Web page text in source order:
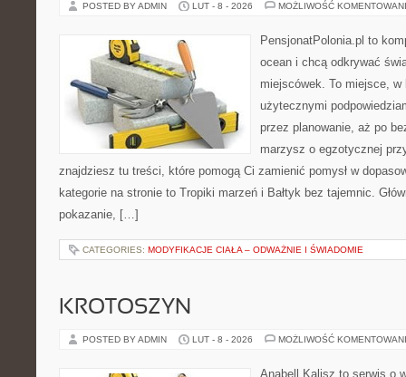
POSTED BY ADMIN LUT - 8 - 2026 MOŻLIWOŚĆ
PensjonatPolonia.pl to
ocean i chcą odkrywać
miejscówek. To miejsce,
użytecznymi
przez planowanie, aż po
marzysz o egzotycznej
znajdziesz tu treści, które pomogą Ci zamienić pomysł w
kategorie na stronie to Tropiki marzeń i Bałtyk bez tajemnic.
pokazanie, […]
CATEGORIES: MODYFIKACJE CIAŁA – ODWAŻNIE I ŚWIADOMIE
KROTOSZYN
POSTED BY ADMIN LUT - 8 - 2026 MOŻLIWOŚĆ
Anabell Kalisz to serwis o